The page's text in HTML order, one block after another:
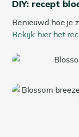
DIY: recept
Benieuwd hoe je
Bekijk hier het